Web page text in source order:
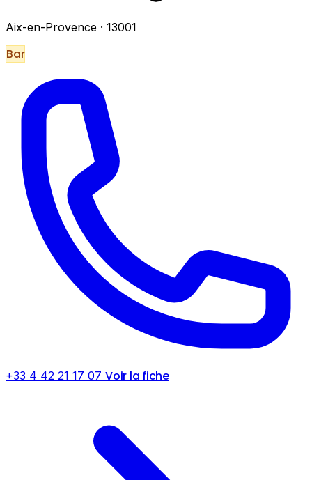
Aix-en-Provence · 13001
Bar
+33 4 42 21 17 07 Voir la fiche